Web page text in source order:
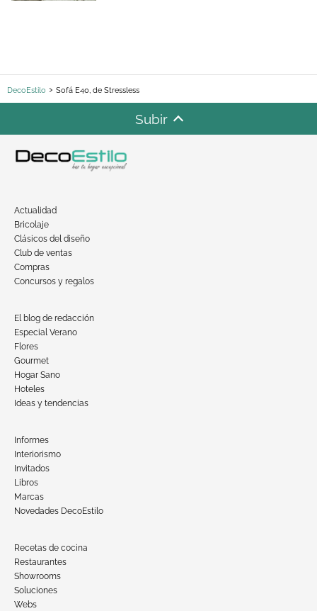
DecoEstilo Sofá E40, de Stressless
Subir
Actualidad
Bricolaje
Clásicos del diseño
Club de ventas
Compras
Concursos y regalos
El blog de redacción
Especial Verano
Flores
Gourmet
Hogar Sano
Hoteles
Ideas y tendencias
Informes
Interiorismo
Invitados
Libros
Marcas
Novedades DecoEstilo
Recetas de cocina
Restaurantes
Showrooms
Soluciones
Webs